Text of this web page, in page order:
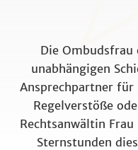
Die
unabhängigen
Ansprechpartner für
Regelverstöße
Rechtsanwältin
Sternstunden